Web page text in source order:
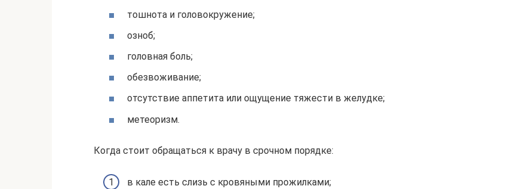
тошнота и головокружение;
озноб;
головная боль;
обезвоживание;
отсутствие аппетита или ощущение тяжести в желудке;
метеоризм.
Когда стоит обращаться к врачу в срочном порядке:
в кале есть слизь с кровяными прожилками;